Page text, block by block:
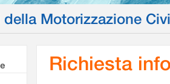
Motorizzazione
Richiesta